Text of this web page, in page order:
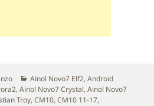
カ
テ
ゴ
Ainol Novo7 Elf2,Android
,Ainol Novo7 Crystal,Ainol Novo7
Troy,CM10,CM10 11-17,